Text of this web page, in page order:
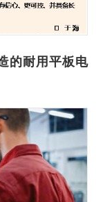
的耐用平板电